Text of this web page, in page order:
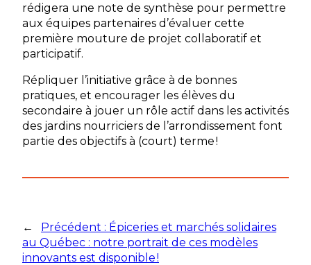
rédigera une note de synthèse pour permettre
aux équipes partenaires d’évaluer cette
première mouture de projet collaboratif et
participatif.
Répliquer l’initiative grâce à de bonnes
pratiques, et encourager les élèves du
secondaire à jouer un rôle actif dans les activités
des jardins nourriciers de l’arrondissement font
partie des objectifs à (court) terme !
← Précédent : Épiceries et marchés solidaires
au Québec : notre portrait de ces modèles
innovants est disponible !